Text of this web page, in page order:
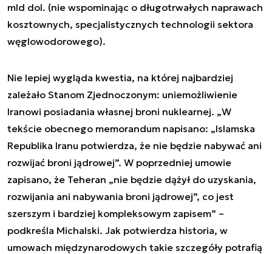
mld dol. (nie wspominając o długotrwałych naprawach
kosztownych, specjalistycznych technologii sektora
węglowodorowego).
Nie lepiej wygląda kwestia, na której najbardziej
zależało Stanom Zjednoczonym: uniemożliwienie
Iranowi posiadania własnej broni nuklearnej. „W
tekście obecnego memorandum napisano: „Islamska
Republika Iranu potwierdza, że nie będzie nabywać ani
rozwijać broni jądrowej”. W poprzedniej umowie
zapisano, że Teheran „nie będzie dążył do uzyskania,
rozwijania ani nabywania broni jądrowej”, co jest
szerszym i bardziej kompleksowym zapisem” –
podkreśla Michalski. Jak potwierdza historia, w
umowach międzynarodowych takie szczegóły potrafią